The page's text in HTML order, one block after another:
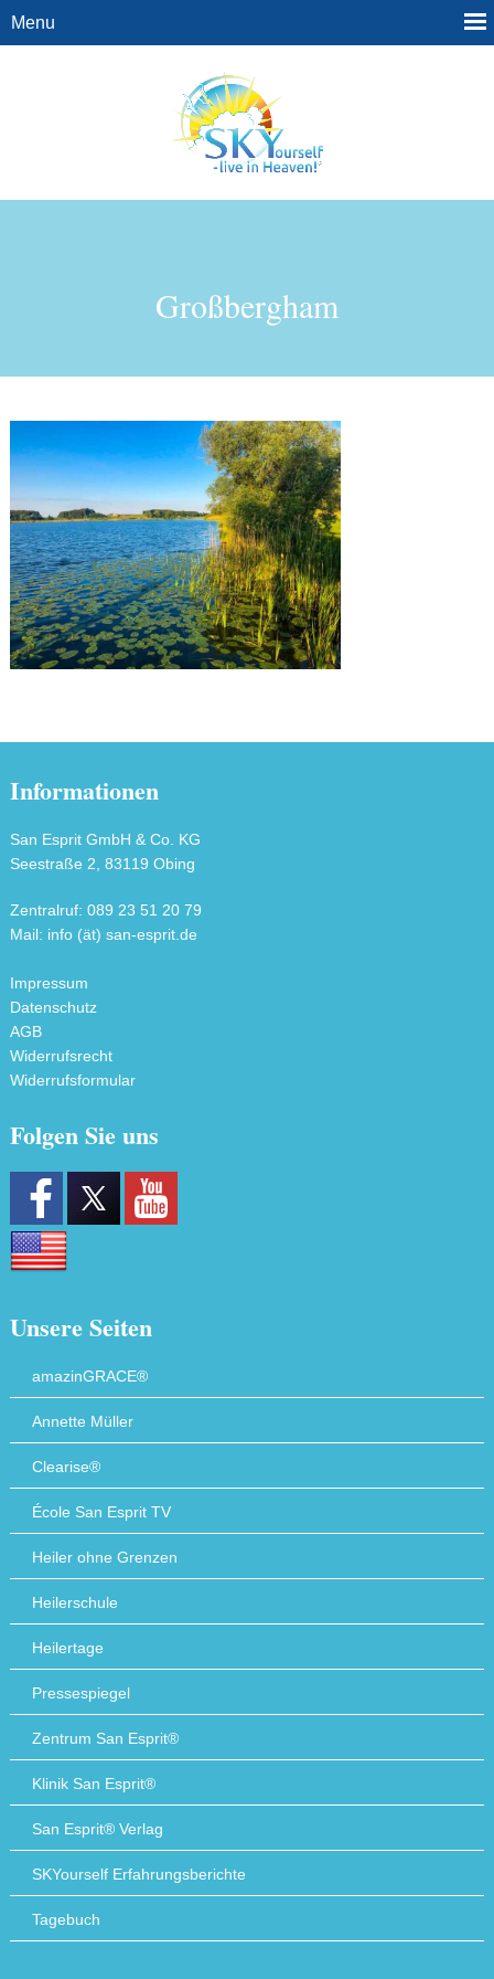
Großbergham
Informationen
San Esprit GmbH & Co. KG
Seestraße 2, 83119 Obing
Zentralruf: 089 23 51 20 79
Mail: info (ät) san-esprit.de
Impressum
Datenschutz
AGB
Widerrufsrecht
Widerrufsformular
Folgen Sie uns
Unsere Seiten
amazinGRACE®
Annette Müller
Clearise®
École San Esprit TV
Heiler ohne Grenzen
Heilerschule
Heilertage
Pressespiegel
Zentrum San Esprit®
Klinik San Esprit®
San Esprit® Verlag
SKYourself Erfahrungsberichte
Tagebuch